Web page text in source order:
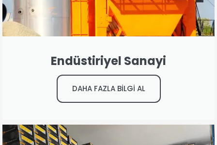
Endüstiriyel Sanayi
DAHA FAZLA BİLGİ AL